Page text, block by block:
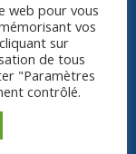
Sato,
/ 14’
of a
training,
as
begins
web pour vous
vos
sur
de tous
"Paramètres
contrôlé.